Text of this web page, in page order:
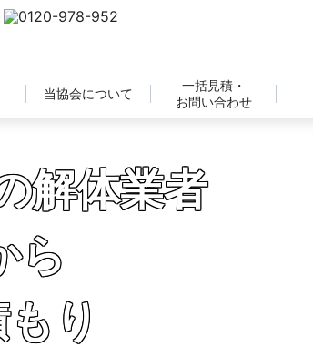
当協会について
一括見積・
お問い合わせ
解体業者
ら
り